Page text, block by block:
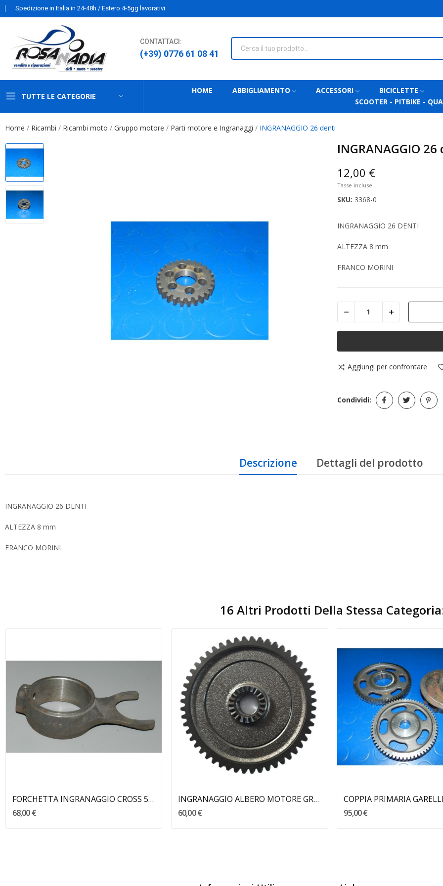
Spedizione in Italia in 24-48h / Estero 4-5gg lavorativi
CONTATTACI:
(+39) 0776 61 08 41
TUTTE LE CATEGORIE
HOME ABBIGLIAMENTO ACCESSORI
BICICLETTE
SCOOTER - PITBIKE -
Home Ricambi Ricambi moto Gruppo motore Parti motore e Ingranaggi INGRANAGGIO 26 denti
INGRANAGGIO
12,00 €
Tasse incluse
SKU: 3368-0
INGRANAGGIO 26 DENTI
ALTEZZA 8 mm
FRANCO MORINI
Aggiungi per confrontare
Condividi:
Descrizione Dettagli del prodotto
INGRANAGGIO 26 DENTI
ALTEZZA 8 mm
FRANCO MORINI
16 Altri Prodotti Della Stessa
FORCHETTA INGRANAGGIO CROSS 50 BENELLI
68,00 €
Aggiungi Al Carrello
INGRANAGGIO ALBERO MOTORE GRIZZLY MALAGUTI
60,00 €
Aggiungi Al Carrello
COPPIA PRIMARIA
95,00 €